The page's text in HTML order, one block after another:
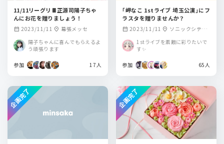
11/11リーグリ🍫正源司陽子ちゃ
んにお花を贈りましょう！
calendar_month 2023/11/11 location_on 幕張メッセ
陽子ちゃんに喜んでもらえるよ
う頑張ります
参加 17人
｢岬なこ 1stライブ 埼玉公演｣にフ
ラスタを贈りませんか？
calendar_month 2023/11/11 location_on ソニックシティ
1stライブを素敵に彩りたいで
す✨
参加 65人
企画完了 企画完了